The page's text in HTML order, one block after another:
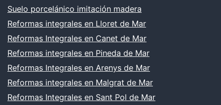
Suelo porcelánico imitación madera
Reformas integrales en Lloret de Mar
Reformas Integrales en Canet de Mar
Reformas integrales en Pineda de Mar
Reformas Integrales en Arenys de Mar
Reformas integrales en Malgrat de Mar
Reformas Integrales en Sant Pol de Mar